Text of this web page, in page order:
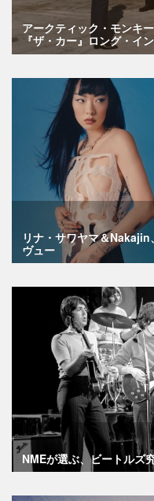
アークティック・モンキ
『ザ・カー』ロング・イ
リナ・サワヤマ＆
ヴュー
NMEが選ぶ、ビートル